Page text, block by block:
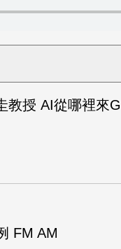
教授 AI從哪裡來
FM AM